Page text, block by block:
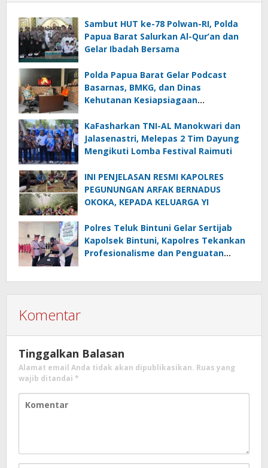
Sambut HUT ke-78 Polwan-RI, Polda
Papua Barat Salurkan Al-Qur’an dan
Gelar Ibadah Bersama
Polda Papua Barat Gelar Podcast
Basarnas, BMKG, dan Dinas
Kehutanan Kesiapsiagaan
KaFasharkan TNI-AL Manokwari dan
Jalasenastri, Melepas 2 Tim Dayung
Mengikuti Lomba Festival Raimuti
INI PENJELASAN RESMI KAPOLRES
PEGUNUNGAN ARFAK BERNADUS
OKOKA, KEPADA KELUARGA YI
Polres Teluk Bintuni Gelar Sertijab
Kapolsek Bintuni, Kapolres Tekankan
Profesionalisme dan Penguatan
Komentar
Tinggalkan Balasan
Alamat email Anda tidak akan dipublikasikan. Ruas yang
wajib ditandai *